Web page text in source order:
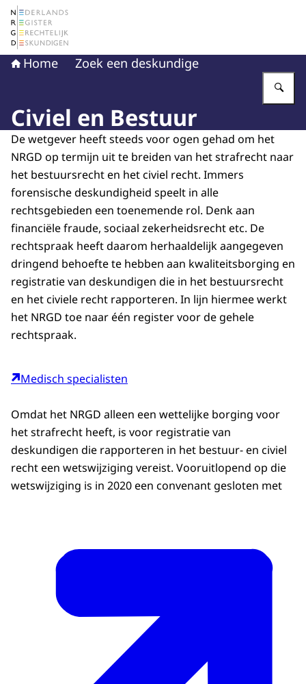
Naar de homepage van Nederlands Register
Home Zoek een deskundige
Civiel en Bestuur
De wetgever heeft steeds voor ogen gehad om het
NRGD op termijn uit te breiden van het strafrecht naar
het bestuursrecht en het civiel recht. Immers
forensische deskundigheid speelt in alle
rechtsgebieden een toenemende rol. Denk aan
financiële fraude, sociaal zekerheidsrecht etc. De
rechtspraak heeft daarom herhaaldelijk aangegeven
dringend behoefte te hebben aan kwaliteitsborging en
registratie van deskundigen die in het bestuursrecht
en het civiele recht rapporteren. In lijn hiermee werkt
het NRGD toe naar één register voor de gehele
rechtspraak.
Medisch specialisten
Omdat het NRGD alleen een wettelijke borging voor
het strafrecht heeft, is voor registratie van
deskundigen die rapporteren in het bestuur- en civiel
recht een wetswijziging vereist. Vooruitlopend op die
wetswijziging is in 2020 een convenant gesloten met